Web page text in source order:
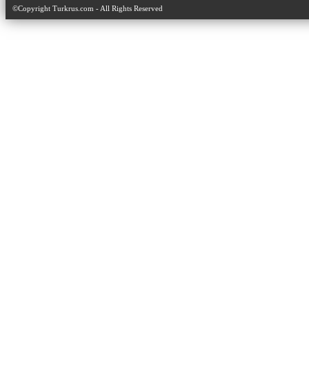
©Copyright Turkrus.com - All Rights Reserved